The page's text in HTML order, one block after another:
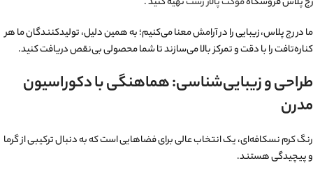
ما در رج پلاس، زیبایی را در آرامش معنا می‌کنیم؛ به همین دلیل، تولیدکنندگان ما هر
کناره‌تافت را با دقت و تمرکز بالا می‌سازند تا شما محصولی بی‌نقص دریافت کنید.
طراحی و زیبایی‌شناسی: هماهنگی با دکوراسیون
مدرن
رنگ کرم نسکافه‌ای، یک انتخاب عالی برای فضاهایی است که به دنبال ترکیبی از گرما
و پیچیدگی هستند.